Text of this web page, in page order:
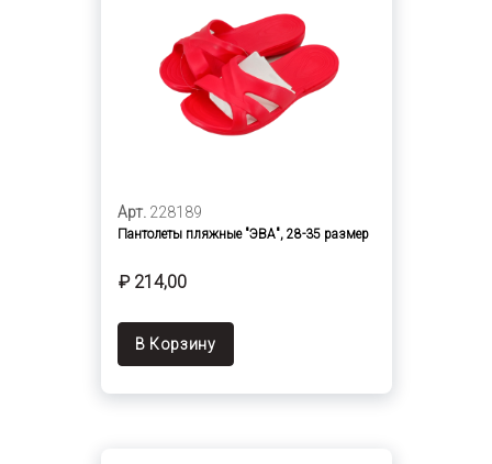
Арт. 228189
Пантолеты пляжные "ЭВА", 28-35 размер
₽ 214,00
В Корзину